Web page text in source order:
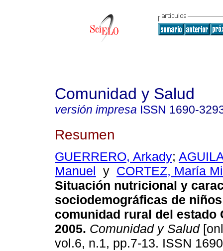
Comunidad y Salud
versión impresa ISSN 1690-
Resumen
GUERRERO, Arkady;
Manuel y CORTEZ, María
Situación nutricional y
sociodemográficas de
comunidad rural del estado
2005. Comunidad y Salud
vol.6, n.1, pp.7-13. ISSN